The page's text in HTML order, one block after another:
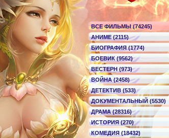
ВСЕ ФИЛЬМЫ (74245)
АНИМЕ (2115)
БИОГРАФИЯ (1774)
БОЕВИК (9562)
ВЕСТЕРН (973)
ВОЙНА (2458)
ДЕТЕКТИВ (533)
ДОКУМЕНТАЛЬНЫЙ (5530)
ДРАМА (28316)
ИСТОРИЯ (270)
КОМЕДИЯ (18432)